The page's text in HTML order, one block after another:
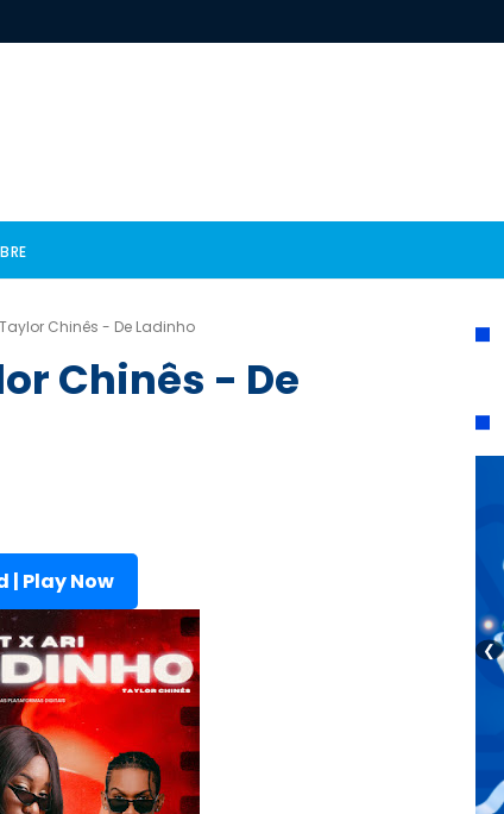
Chinês - De Ladinho
Chinês - De
| Play Now
❮